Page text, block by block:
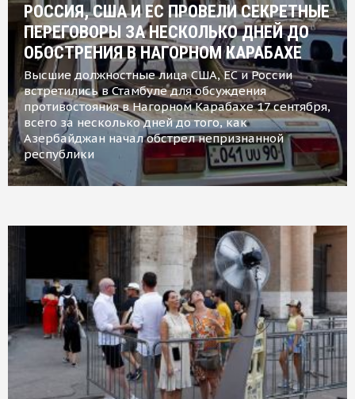
РОССИЯ, США И ЕС ПРОВЕЛИ СЕКРЕТНЫЕ
ПЕРЕГОВОРЫ ЗА НЕСКОЛЬКО ДНЕЙ ДО
ОБОСТРЕНИЯ В НАГОРНОМ КАРАБАХЕ
Высшие должностные лица США, ЕС и России
встретились в Стамбуле для обсуждения
противостояния в Нагорном Карабахе 17 сентября,
всего за несколько дней до того, как
Азербайджан начал обстрел непризнанной
республики